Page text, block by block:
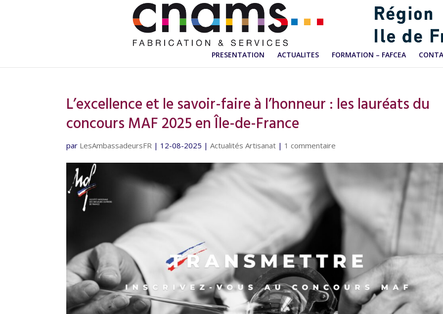
PRESENTATION ACTUALITES FORMATION – FAFCEA
L’excellence et le savoir-faire à l’honneur : les lauréats du
concours MAF 2025 en Île-de-France
par LesAmbassadeursFR | 12-08-2025 |Actualités Artisanat | 1 commentaire